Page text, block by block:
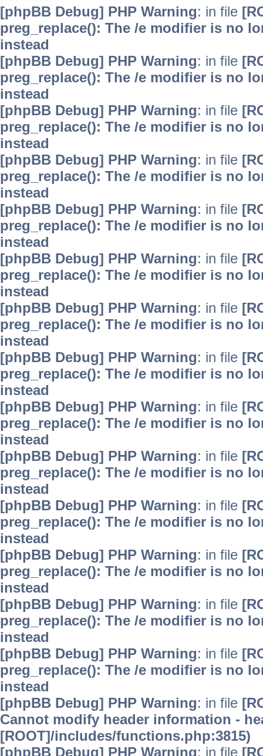
[phpBB Debug] PHP Warning: in file
preg_replace(): The /e modifier is no
instead
[phpBB Debug] PHP Warning: in file
preg_replace(): The /e modifier is no
instead
[phpBB Debug] PHP Warning: in file
preg_replace(): The /e modifier is no
instead
[phpBB Debug] PHP Warning: in file
preg_replace(): The /e modifier is no
instead
[phpBB Debug] PHP Warning: in file
preg_replace(): The /e modifier is no
instead
[phpBB Debug] PHP Warning: in file
preg_replace(): The /e modifier is no
instead
[phpBB Debug] PHP Warning: in file
preg_replace(): The /e modifier is no
instead
[phpBB Debug] PHP Warning: in file
preg_replace(): The /e modifier is no
instead
[phpBB Debug] PHP Warning: in file
preg_replace(): The /e modifier is no
instead
[phpBB Debug] PHP Warning: in file
preg_replace(): The /e modifier is no
instead
[phpBB Debug] PHP Warning: in file
preg_replace(): The /e modifier is no
instead
[phpBB Debug] PHP Warning: in file
preg_replace(): The /e modifier is no
instead
[phpBB Debug] PHP Warning: in file
preg_replace(): The /e modifier is no
instead
[phpBB Debug] PHP Warning: in file
preg_replace(): The /e modifier is no
instead
[phpBB Debug] PHP Warning: in file
Cannot modify header information -
[ROOT]/includes/functions.php:3815)
[phpBB Debug] PHP Warning: in file